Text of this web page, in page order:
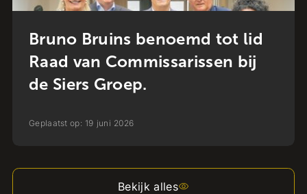
Bruno Bruins benoemd tot lid
Raad van Commissarissen bij
de Siers Groep.
Geplaatst op: 19 juni 2026
Bekijk alles